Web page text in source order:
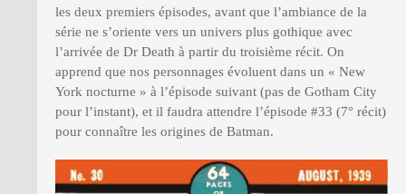
les deux premiers épisodes, avant que l’ambiance de la
série ne s’oriente vers un univers plus gothique avec
l’arrivée de Dr Death à partir du troisième récit. On
apprend que nos personnages évoluent dans un « New
York nocturne » à l’épisode suivant (pas de Gotham City
pour l’instant), et il faudra attendre l’épisode #33 (7° récit)
pour connaître les origines de Batman.